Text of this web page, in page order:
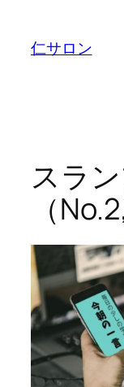
仁サロン
スラ
（